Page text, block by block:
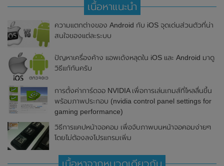
เนื้อหาแนะนำ
ความแตกต่างของ Android กับ iOS จุดเด่นส่วนตัวที่น่า
สนใจของแต่ละระบบ
ปัญหาเครื่องค้าง แอพเด้งหลุดใน iOS และ Android มาดู
วิธีแก้กันครับ
การตั้งค่าการ์ดจอ NVIDIA เพื่อการเล่นเกมส์ที่ไหลลื่นขึ้น
พร้อมภาพประกอบ (nvidia control panel settings for
gaming performance)
วิธีการแคปหน้าจอคอม เพื่อจับภาพบนหน้าจอคอมง่ายๆ
โดยไม่ต้องลงโปรแกรมเพิ่ม
เนื้อหาจากหมวดเดียวกัน